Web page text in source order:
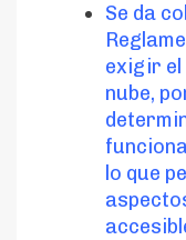
Se da
exigir el
nube,
lo que